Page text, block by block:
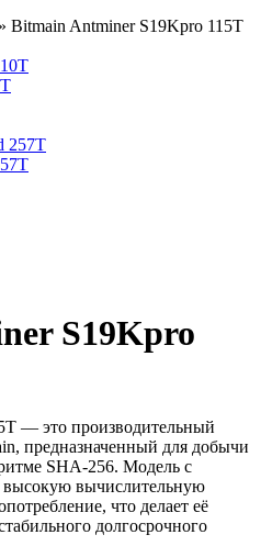
» Bitmain Antminer S19Kpro 115T
S19Kpro
— это производительный
предназначенный для добычи
SHA-256. Модель с
высокую вычислительную
что делает её
долгосрочного